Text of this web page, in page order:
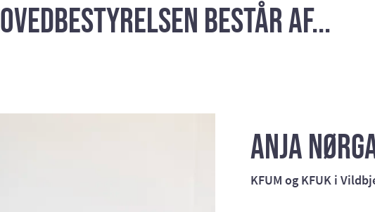
består af...
Anja
KFUM og KFUK i